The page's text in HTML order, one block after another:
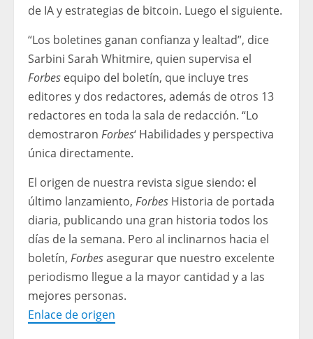
de IA y estrategias de bitcoin. Luego el siguiente.
“Los boletines ganan confianza y lealtad”, dice
Sarbini Sarah Whitmire, quien supervisa el
Forbes equipo del boletín, que incluye tres
editores y dos redactores, además de otros 13
redactores en toda la sala de redacción. “Lo
demostraron Forbes‘ Habilidades y perspectiva
única directamente.
El origen de nuestra revista sigue siendo: el
último lanzamiento, Forbes Historia de portada
diaria, publicando una gran historia todos los
días de la semana. Pero al inclinarnos hacia el
boletín, Forbesasegurar que nuestro excelente
periodismo llegue a la mayor cantidad y a las
mejores personas.
Enlace de origen